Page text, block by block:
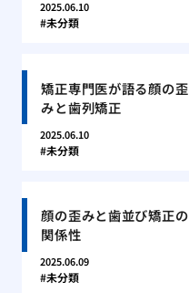
2025.06.10
未分類
矯正専門医が語る顔の歪
みと歯列矯正
2025.06.10
未分類
顔の歪みと歯並び矯正の
関係性
2025.06.09
未分類